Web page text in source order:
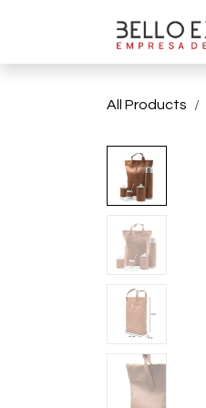
All Products